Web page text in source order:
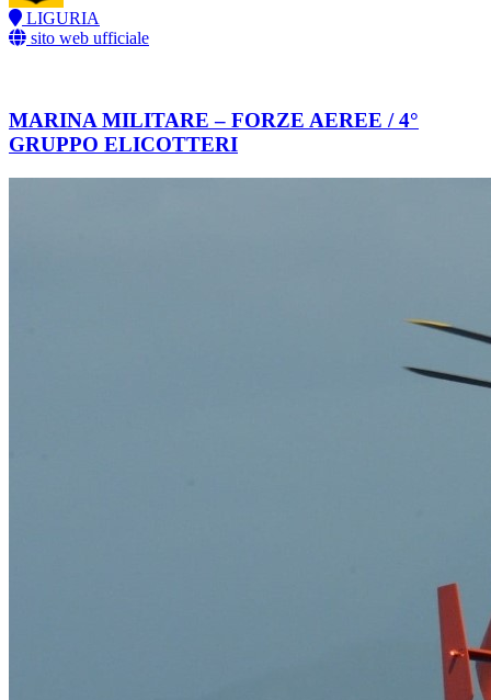
LIGURIA
sito web ufficiale
MARINA MILITARE – FORZE AEREE / 4°
GRUPPO ELICOTTERI